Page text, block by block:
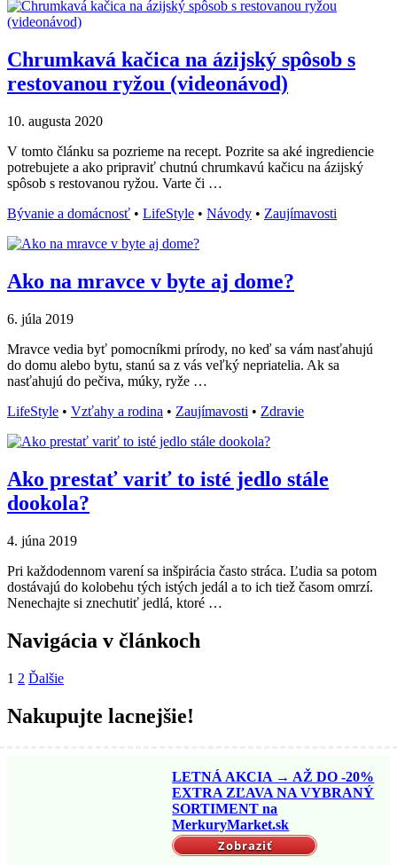
Chrumkavá kačica na ázijský spôsob s
restovanou ryžou (videonávod)
10. augusta 2020
V tomto článku sa pozrieme na recept. Pozrite sa aké ingrediencie
potrebujete a ako pripraviť chutnú chrumkavú kačicu na ázijský
spôsob s restovanou ryžou. Varte či …
Bývanie a domácnosť • LifeStyle • Návody • Zaujímavosti
Ako na mravce v byte aj dome?
6. júla 2019
Mravce vedia byť pomocníkmi prírody, no keď sa vám nasťahujú
do domu alebo bytu, stanú sa z vás veľký nepriatelia. Ak sa
nasťahujú do pečiva, múky, ryže …
LifeStyle • Vzťahy a rodina • Zaujímavosti • Zdravie
Ako prestať variť to isté jedlo stále
dookola?
4. júna 2019
Pri každodennom varení sa inšpirácia často stráca. Ľudia sa potom
dostávajú do kolobehu tých istých jedál a to ich tiež časom omrzí.
Nenechajte si znechutiť jedlá, ktoré …
Navigácia v článkoch
1 2 Ďalšie
Nakupujte lacnejšie!
LETNÁ AKCIA → AŽ DO -20%
EXTRA ZĽAVA NA VYBRANÝ
SORTIMENT na
MerkuryMarket.sk
Zobraziť